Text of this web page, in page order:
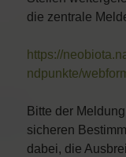
die zentrale
https://
ndpunkte/
Bitte der
sicheren
dabei, die